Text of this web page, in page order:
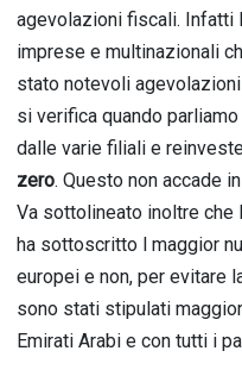
agevolazioni fiscali. Infatti
imprese e multinazionali
stato notevoli
si verifica quando
dalle varie filiali e
zero. Questo non accade
Va sottolineato inoltre che
ha sottoscritto l maggior
europei e non, per evitare
sono stati stipulati
Emirati Arabi e con tutti i